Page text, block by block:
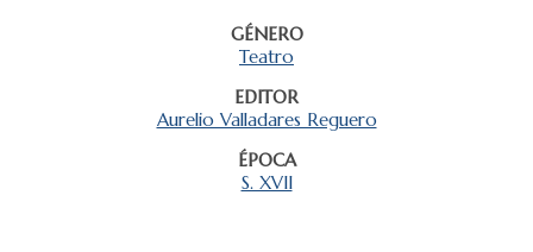
GÉNERO
Teatro
EDITOR
Aurelio Valladares Reguero
ÉPOCA
S. XVII